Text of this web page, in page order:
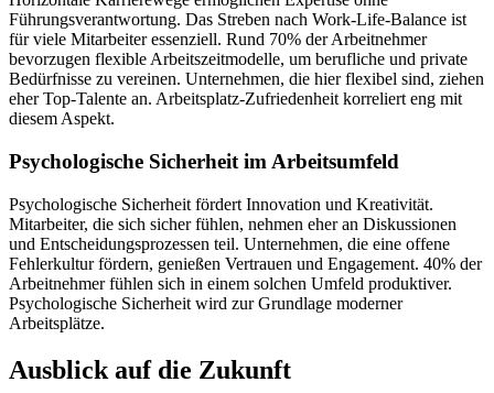
Führungsverantwortung. Das Streben nach Work-Life-Balance ist
für viele Mitarbeiter essenziell. Rund 70% der Arbeitnehmer
bevorzugen flexible Arbeitszeitmodelle, um berufliche und private
Bedürfnisse zu vereinen. Unternehmen, die hier flexibel sind, ziehen
eher Top-Talente an. Arbeitsplatz-Zufriedenheit korreliert eng mit
diesem Aspekt.
Psychologische Sicherheit im Arbeitsumfeld
Psychologische Sicherheit fördert Innovation und Kreativität.
Mitarbeiter, die sich sicher fühlen, nehmen eher an Diskussionen
und Entscheidungsprozessen teil. Unternehmen, die eine offene
Fehlerkultur fördern, genießen Vertrauen und Engagement. 40% der
Arbeitnehmer fühlen sich in einem solchen Umfeld produktiver.
Psychologische Sicherheit wird zur Grundlage moderner
Arbeitsplätze.
Ausblick auf die Zukunft